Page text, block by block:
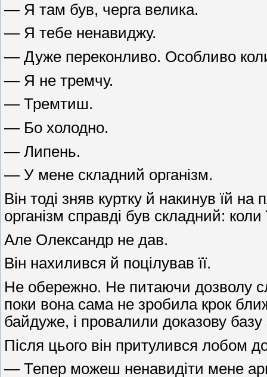
— Я там був, черга велика.
— Я тебе ненавиджу.
— Дуже переконливо. Особливо
— Я не тремчу.
— Тремтиш.
— Бо холодно.
— Липень.
— У мене складний організм.
Він тоді зняв куртку й накинув їй
організм справді був складний:
Але Олександр не дав.
Він нахилився й поцілував її.
Не обережно. Не питаючи дозволу
поки вона сама не зробила крок
байдуже, і провалили доказову базу
Після цього він притулився лобом
— Тепер можеш ненавидіти мене